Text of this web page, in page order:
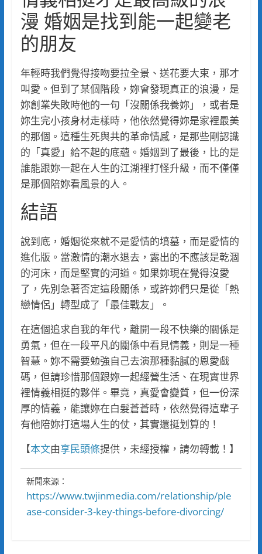
漫 婚姻是找到能一起變老
的朋友
年輕時我們覺得接吻要拉全景、送花要大束，那才
叫愛。但到了某個階段，妳會發現真正的浪漫，是
妳創業失敗時他的一句「沒關係我養妳」，或者是
妳生完小孩身材走樣時，他依然覺得妳是家裡最美
的那個。這種生死與共的革命情感，是那些剛認識
的「真愛」給不起的底蘊。婚姻到了最後，比的是
誰能跟妳一起在人生的江湖裡打怪升級，而不僅僅
是那個陪妳看風景的人。
結語
說到底，婚姻從來就不是愛情的墳墓，而是愛情的
進化版。當激情的潮水退去，露出的不應該是乾涸
的河床，而是堅實的河道。如果妳現在覺得沒愛
了，先別急著否定這段關係，或許妳們只是從「熱
戀情侶」轉型成了「最佳戰友」。
在這個追求自我的年代，離開一段不快樂的關係是
勇氣，但在一段平凡的關係中看見情義，則是一種
智慧。妳不需要勉強自己去演那種黏膩的恩愛戲
碼，但請珍惜那個跟妳一起經營生活、在現實世界
裡情義相挺的夥伴。畢竟，真愛會變質，但一份深
厚的情義，能讓妳在白髮蒼蒼時，依然覺得這輩子
有他陪妳打這場人生的仗，其實還挺划算的！
【本文由享民頭條提供，未經授權，請勿轉載！】
新聞來源：
https://www.twjinmedia.com/relationship/ple
ase-consider-3-key-things-before-divorcing/